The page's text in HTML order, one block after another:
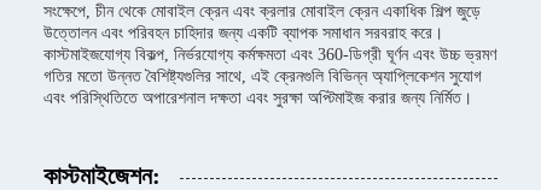
সংক্ষেপে, চীন থেকে মোবাইল ক্রেন এবং ক্রলার মোবাইল ক্রেন একাধিক শিল্প জুড়ে
উত্তোলন এবং পরিবহন চাহিদার জন্য একটি ব্যাপক সমাধান সরবরাহ করে।
কাস্টমাইজযোগ্য বিকল্প, নির্ভরযোগ্য কর্মক্ষমতা এবং 360-ডিগ্রী ঘূর্ণন এবং উচ্চ ভ্রমণ
গতির মতো উন্নত বৈশিষ্ট্যগুলির সাথে, এই ক্রেনগুলি বিভিন্ন অ্যাপ্লিকেশন সুযোগ
এবং পরিস্থিতিতে অপারেশনাল দক্ষতা এবং সুরক্ষা অপ্টিমাইজ করার জন্য নির্মিত।
কাস্টমাইজেশন: